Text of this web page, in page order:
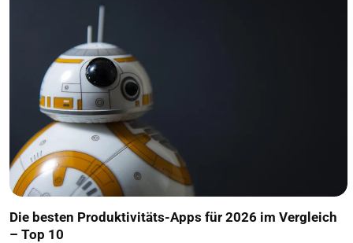
Die besten Produktivitäts-Apps für 2026 im Vergleich
– Top 10